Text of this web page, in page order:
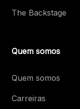
The Backstage
Quem somos
Quem somos
Carreiras